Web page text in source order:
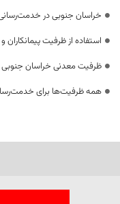
خراسان جنوبی در
استفاده از ظرفیت
ظرفیت معدنی خراسان
همه ظرفیت‌ها برای